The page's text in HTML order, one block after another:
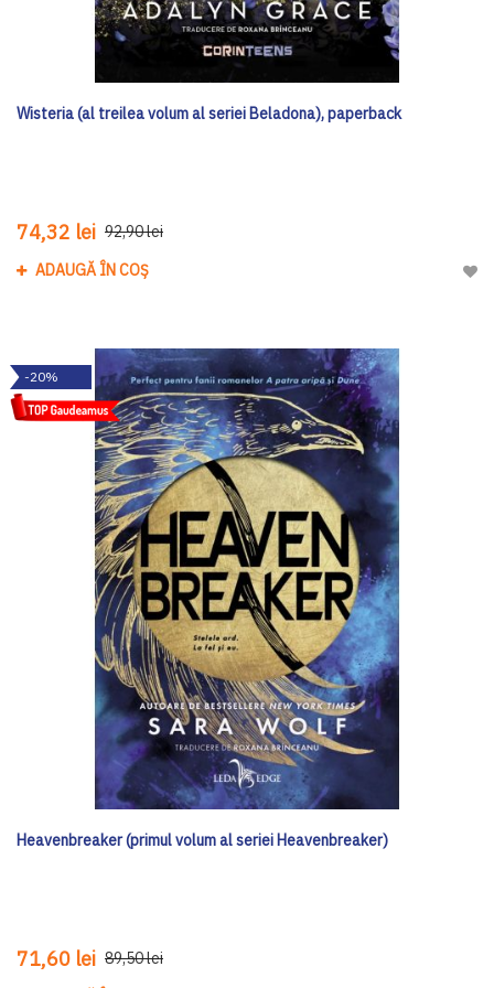
Wisteria (al treilea volum al seriei Beladona), paperback
74,32 lei 92,90 lei
ADAUGĂ ÎN COȘ
-20%
Heavenbreaker (primul volum al seriei Heavenbreaker)
71,60 lei 89,50 lei